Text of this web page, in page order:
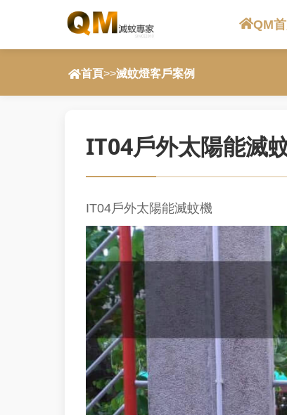
QM
首頁>>滅蚊燈客戶案例
IT04戶外太陽能滅
IT04戶外太陽能滅蚊機